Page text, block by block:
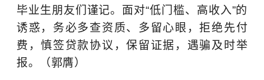
毕业生朋友们谨记。面对“低门槛、高收入”的
诱惑，务必多查资质、多留心眼，拒绝先付
费，慎签贷款协议，保留证据，遇骗及时举
报。（郭膺）